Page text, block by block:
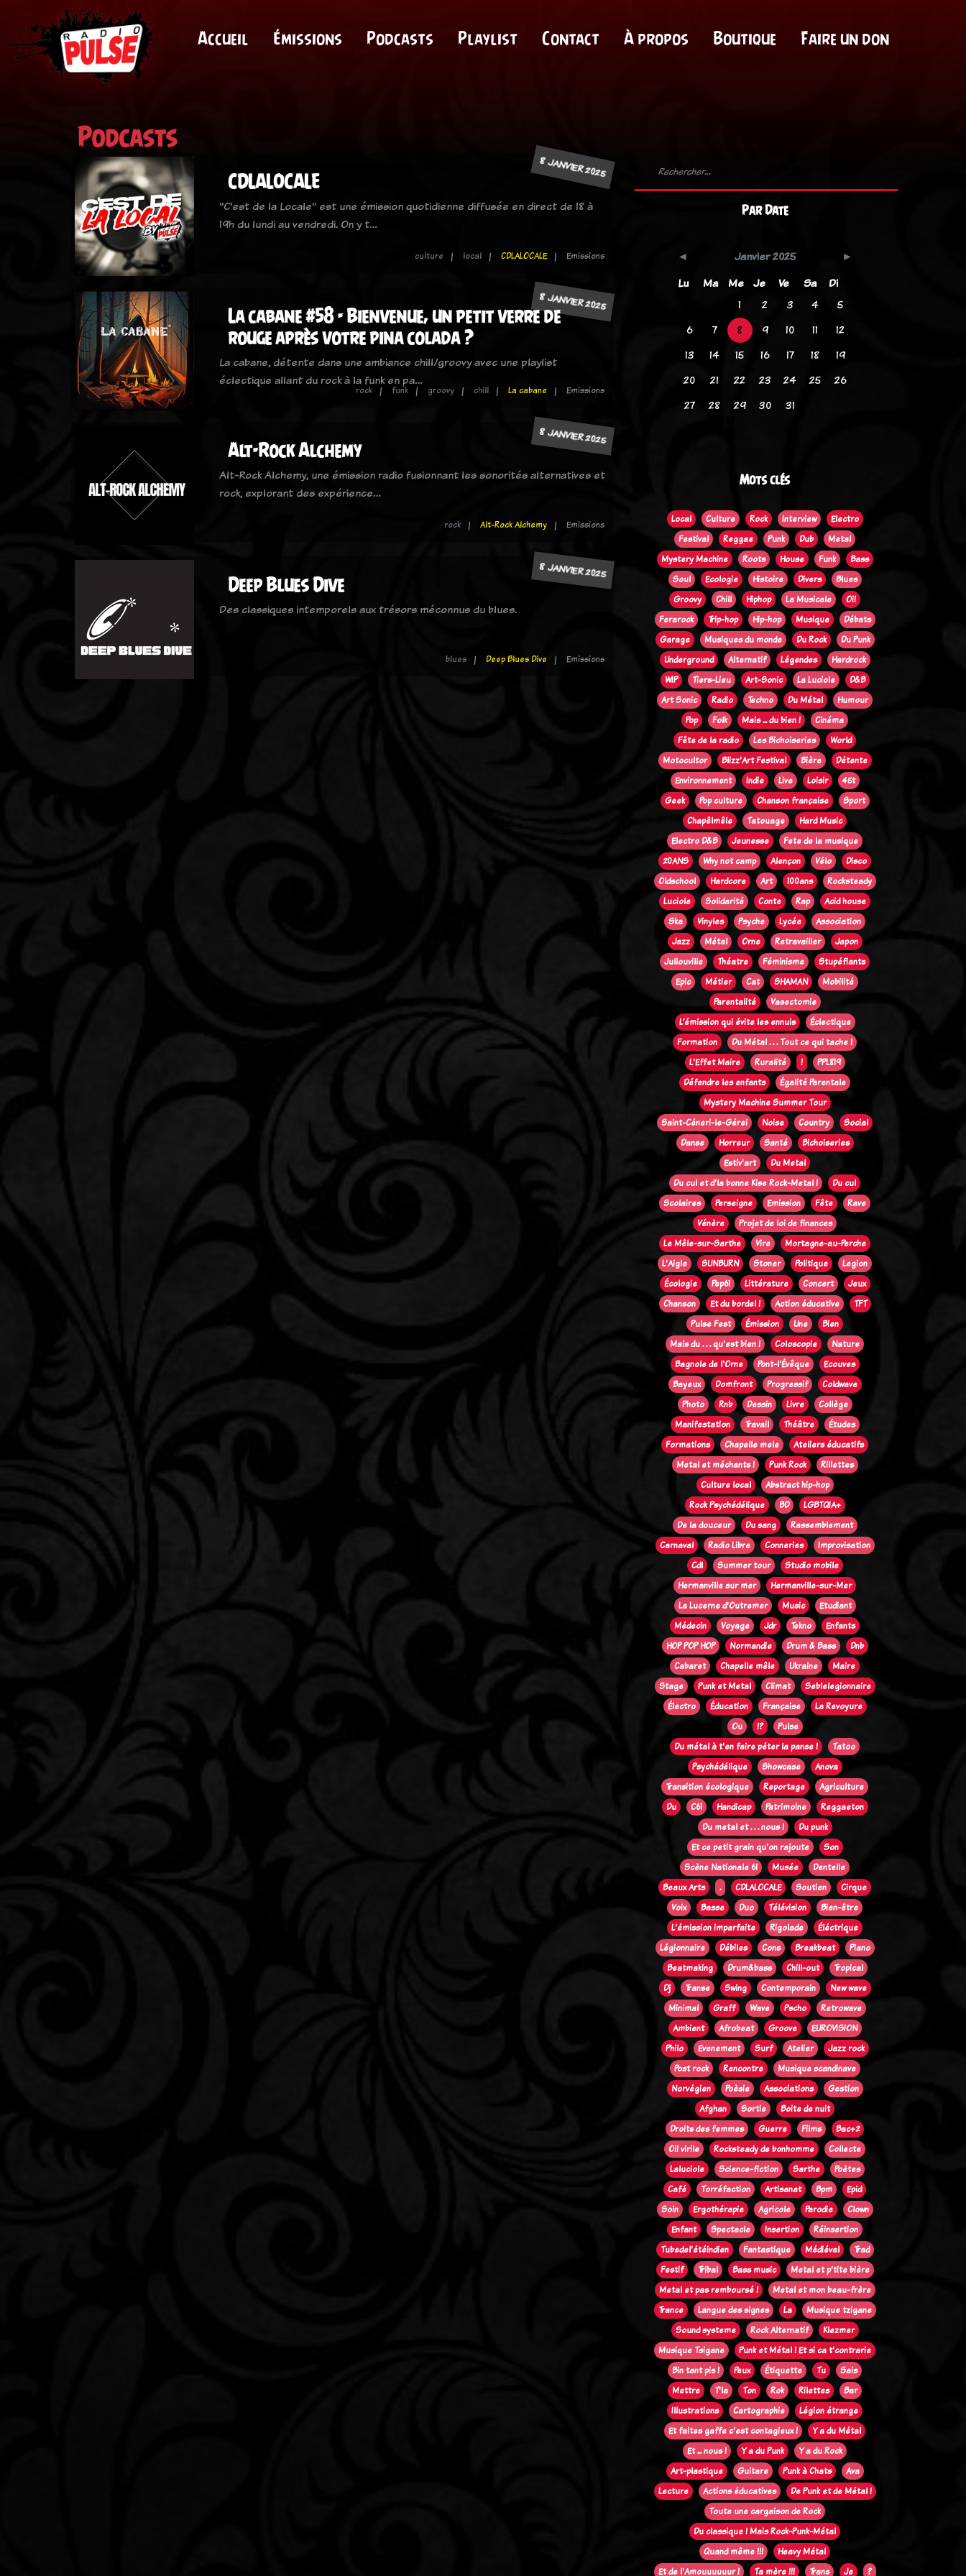
Accueil Émissions Podcasts Playlist Contact À propos Boutique Faire un don
Podcasts
8 JANVIER 2025
CDLALOCALE
"C'est de la Locale" est une émission quotidienne diffusée en direct de 18 à
19h du lundi au vendredi. On y t…
culture local CDLALOCALE Emissions
8 JANVIER 2025
La cabane #58 - Bienvenue, un petit verre de
rouge après votre pina colada ?
La cabane, détente dans une ambiance chill/groovy avec une playlist
éclectique allant du rock à la funk en pa…
rock funk groovy chill La cabane Emissions
8 JANVIER 2025
Alt-Rock Alchemy
Alt-Rock Alchemy, une émission radio fusionnant les sonorités alternatives et
rock, explorant des expérience…
rock Alt-Rock Alchemy Emissions
8 JANVIER 2025
Deep Blues Dive
Des classiques intemporels aux trésors méconnus du blues.
blues Deep Blues Dive Emissions
Par Date
Janvier 2025
Lu
Ma Me Je Ve Sa
Di
1
2 3 4
5
6
7 8 9 10 11
12
13
14 15 16 17 18
19
20
21 22 23 24 25
26
27
28 29 30 31
Mots clés
Local Culture Rock Interview
Electro
Festival
Reggae Punk Dub
Metal
Mystery Machine
Roots House Funk
Bass
Soul
Ecologie Histoire Divers
Blues
Groovy
Chill Hiphop La Musicale
Oi!
Ferarock
Trip-hop Hip-hop Musique
Débats
Garage
Musiques du monde Du Rock
Du Punk
Underground
Alternatif Légendes
Hardrock
WIP
Tiers-Lieu Art-Sonic La Luciole
D&B
Art Sonic
Radio Techno Du Métal
Humour
Pop
Folk Mais ... du bien !
Cinéma
Fête de la radio
Les Bichoiseries
World
Motocultor
Blizz'Art Festival Bière
Détente
Environnement
Indie Live Loisir
45t
Geek
Pop culture Chanson française
Sport
Chapêlmêle
Tatouage
Hard Music
Electro D&B
Jeunesse
Fete de la musique
20ANS
Why not camp Alençon Vélo
Disco
Oldschool
Hardcore Art 100ans
Rocksteady
Luciole
Solidarité Conte Rap
Acid house
Ska
Vinyles Psyche Lycée
Association
Jazz
Métal Orne Retravailler
Japon
Jullouville
Théatre Féminisme
Stupéfiants
Epic
Métier Cat SHAMAN
Mobilité
Parentalité
Vasectomie
L’émission qui évite les ennuis
Éclectique
Formation
Du Métal . . . Tout ce qui tache !
L'Effet Maire
Ruralité !
PPL819
Défendre les enfants
Égalité Parentale
Mystery Machine Summer Tour
Saint-Céneri-le-Gérei
Noise Country
Social
Danse
Horreur Santé
Bichoiseries
Estiv'art
Du Metal
Du cul et d'la bonne Kise Rock-Metal !
Du cul
Scolaires
Perseigne Emission Fête
Rave
Vénère
Projet de loi de finances
Le Mêle-sur-Sarthe
Vire
Mortagne-au-Perche
L'Aigle
SUNBURN Stoner Politique
Legion
Écologie
Pep61 Littérature Concert
Jeux
Chanson
Et du bordel ! Action éducative
TFT
Pulse Fest
Émission Une
Bien
Mais du . . . qu'est bien !
Coloscopie
Nature
Bagnole de l'Orne
Pont-l'Évêque
Ecouves
Bayeux
Domfront Progressif
Coldwave
Photo
Rnb Dessin Livre
Collège
Manifestation
Travail Théâtre
Études
Formations
Chapelle mele
Ateliers éducatifs
Metal et méchants !
Punk Rock
Rillettes
Culture local
Abstract hip-hop
Rock Psychédélique
BD
LGBTQIA+
De la douceur
Du sang
Rassemblement
Carnaval
Radio Libre Conneries
Improvisation
Cdl
Summer tour
Studio mobile
Hermanville sur mer
Hermanville-sur-Mer
La Lucerne d'Outremer
Music
Etudiant
Médecin
Voyage Jdr Tekno
Enfants
HOP POP HOP
Normandie Drum & Bass
Dnb
Cabaret
Chapelle mêle Ukraine
Maire
Stage
Punk et Metal Climat
Seblelegionnaire
Électro
Éducation Française
La Revoyure
Ou
!?
Pulse
Du métal à t'en faire péter la panse !
Tatoo
Psychédélique
Showcase
Anova
Transition écologique
Reportage
Agriculture
Du
C61 Handicap Patrimoine
Reggaeton
Du metal et . . . nous !
Du punk
Et ce petit grain qu'on rajoute
Son
Scène Nationale 61
Musée
Dentelle
Beaux Arts
. CDLALOCALE Soutien
Cirque
Voix
Basse Duo Télévision
Bien-être
L'émission imparfaite
Rigolade
Éléctrique
Légionnaire
Débiles Cons Breakbeat
Piano
Beatmaking
Drum&bass Chill-out
Tropical
Dj
Transe Swing Contemporain
New wave
Minimal
Graff Wave Pscho
Retrowave
Ambient
Afrobeat Groove
EUROVISION
Philo
Evenement Surf Atelier
Jazz rock
Post rock
Rencontre
Musique scandinave
Norvégien
Poèsie Associations
Gestion
Afghan
Sortie
Boite de nuit
Droits des femmes
Guerre Films
Bac+2
Oi! virile
Rocksteady de bonhomme
Collecte
Laluciole
Science-fiction Sarthe
Poètes
Café
Torréfaction Artisanat Bpm
Epid
Soin
Ergothérapie Agricole Parodie
Clown
Enfant
Spectacle Insertion
Réinsertion
Tubedel'étéindien
Fantastique Médiéval
Trad
Festif
Tribal Bass music
Metal et p'tite bière
Metal et pas remboursé !
Metal et mon beau-frère
Trance
Langue des signes La
Musique tzigane
Sound systeme
Rock Alternatif
Klezmer
Musique Tsigane
Punk et Métal ! Et si ca t'contrarie
Bin tant pis !
Peux Étiquette Tu
Sais
Mettre
T'la Ton Rok Rilettes
Bar
Illustrations
Cartographie
Légion étrange
Et faites gaffe c'est contagieux !
Y a du Métal
Et ... nous !
Y a du Punk
Y a du Rock
Art-plastique
Guitare Punk à Chats
Ava
Lecture
Actions éducatives
De Punk et de Métal !
Toute une cargaison de Rock
Du classique ! Mais Rock-Punk-Métal
Quand même !!!
Heavy Métal
Et de l'Amouuuuuur !
Ta mère !!! Trans Je ?